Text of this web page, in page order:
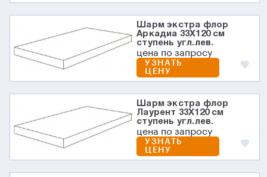
Шарм экстра флор
Аркадиа 33X120 см
ступень угл.лев.
цена по запросу
УЗНАТЬ
ЦЕНУ
Шарм экстра флор
Лаурент 33X120 см
ступень угл.лев.
цена по запросу
УЗНАТЬ
ЦЕНУ